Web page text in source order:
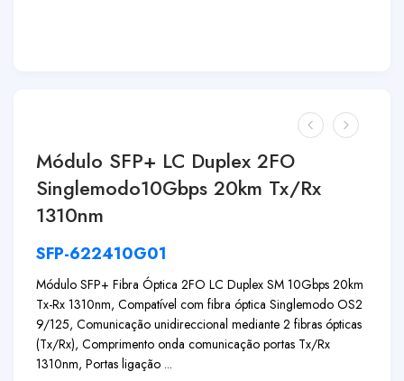
Módulo SFP+ LC Duplex 2FO
Singlemodo10Gbps 20km Tx/Rx
1310nm
SFP-622410G01
Módulo SFP+ Fibra Óptica 2FO LC Duplex SM 10Gbps 20km
Tx-Rx 1310nm, Compatível com fibra óptica Singlemodo OS2
9/125, Comunicação unidireccional mediante 2 fibras ópticas
(Tx/Rx), Comprimento onda comunicação portas Tx/Rx
1310nm, Portas ligação ...